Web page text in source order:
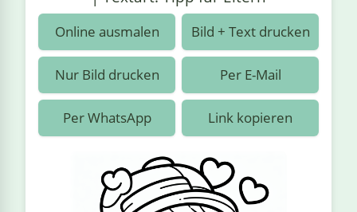
›
Gemüse ›
& Blumen ›
›
›
Rennautos
Schaufelradbagger
Traktoren
Prinzessinnen
Regenbogen
Ritter
Online ausmalen Bild + Text drucken
Nur Bild drucken Per E-Mail
Per WhatsApp Link kopieren